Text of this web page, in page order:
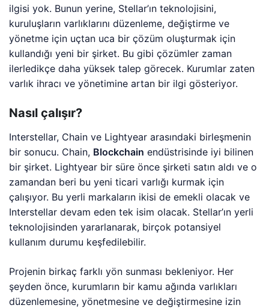
ilgisi yok. Bunun yerine, Stellar’ın teknolojisini,
kuruluşların varlıklarını düzenleme, değiştirme ve
yönetme için uçtan uca bir çözüm oluşturmak için
kullandığı yeni bir şirket. Bu gibi çözümler zaman
ilerledikçe daha yüksek talep görecek. Kurumlar zaten
varlık ihracı ve yönetimine artan bir ilgi gösteriyor.
Nasıl çalışır?
Interstellar, Chain ve Lightyear arasındaki birleşmenin
bir sonucu. Chain, Blockchain endüstrisinde iyi bilinen
bir şirket. Lightyear bir süre önce şirketi satın aldı ve o
zamandan beri bu yeni ticari varlığı kurmak için
çalışıyor. Bu yerli markaların ikisi de emekli olacak ve
Interstellar devam eden tek isim olacak. Stellar’ın yerli
teknolojisinden yararlanarak, birçok potansiyel
kullanım durumu keşfedilebilir.
Projenin birkaç farklı yön sunması bekleniyor. Her
şeyden önce, kurumların bir kamu ağında varlıkları
düzenlemesine, yönetmesine ve değiştirmesine izin